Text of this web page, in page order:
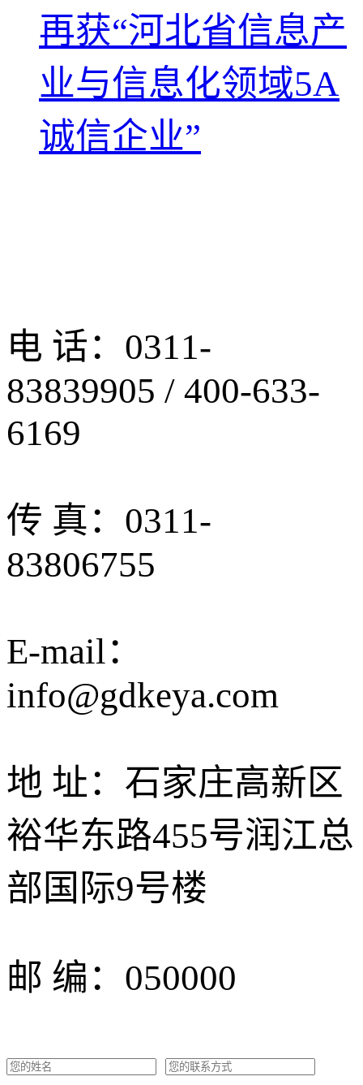
再获“河北省信息产
业与信息化领域5A
诚信企业”
电 话：0311-
83839905 / 400-633-
6169
传 真：0311-
83806755
E-mail：
info@gdkeya.com
地 址：石家庄高新区
裕华东路455号润江总
部国际9号楼
邮 编：050000